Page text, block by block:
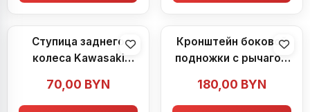
Ступица заднего
колеса Kawasaki
70,00 BYN
Кронштейн боковой
подножки с рычагом
ZZR600 (1990-1992)
180,00 BYN